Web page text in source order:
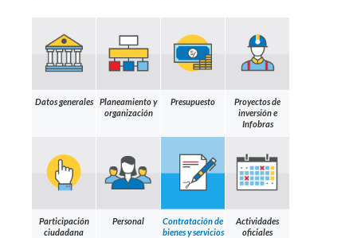
Datos generales
Planeamiento y
organización
Presupuesto
Proyectos de
inversión e
Infobras
Participación
ciudadana
Personal
Contratación de
bienes y servicios
Actividades
oficiales